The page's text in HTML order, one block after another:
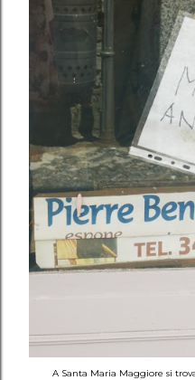
A Santa Maria Maggiore si